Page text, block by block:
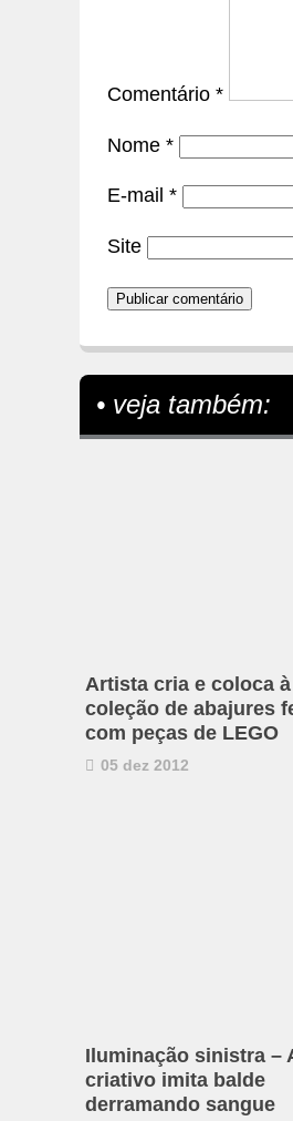
Comentário *
Nome *
E-mail *
Site
• veja também:
Artista cria e coloca
coleção de abajures
com peças de LEGO
05 dez 2012
Iluminação sinistra –
criativo imita balde
derramando sangue